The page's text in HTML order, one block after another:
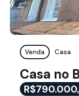
Venda Casa
Casa no